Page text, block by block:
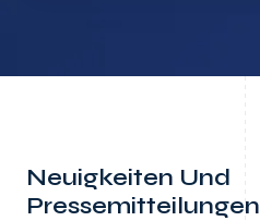
Neuigkeiten Und
Pressemitteilungen